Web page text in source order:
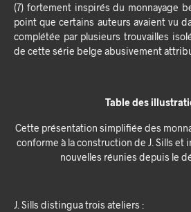
(7) fortement inspirés du monnayage
point que certains auteurs avaient vu
complétée par plusieurs trouvailles
de cette série belge abusivement
Table des
Cette présentation simplifiée des
conforme à la construction de J. Sills et
nouvelles réunies depuis le
J. Sills distingua trois ateliers :